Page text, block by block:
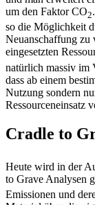
um den Faktor CO2
so die Möglichkeit
Neuanschaffung zu
eingesetzten
natürlich massiv im
dass ab einem
Nutzung sondern
Ressourceneinsatz
Cradle to
Heute wird in der
to Grave Analysen
Emissionen und